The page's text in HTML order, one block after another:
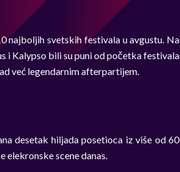
najboljih svetskih festivala u avgustu. Na
i Kalypso bili su puni od početka festivala
već legendarnim afterpartijem.
desetak hiljada posetioca iz više od 60
elekronske scene danas.